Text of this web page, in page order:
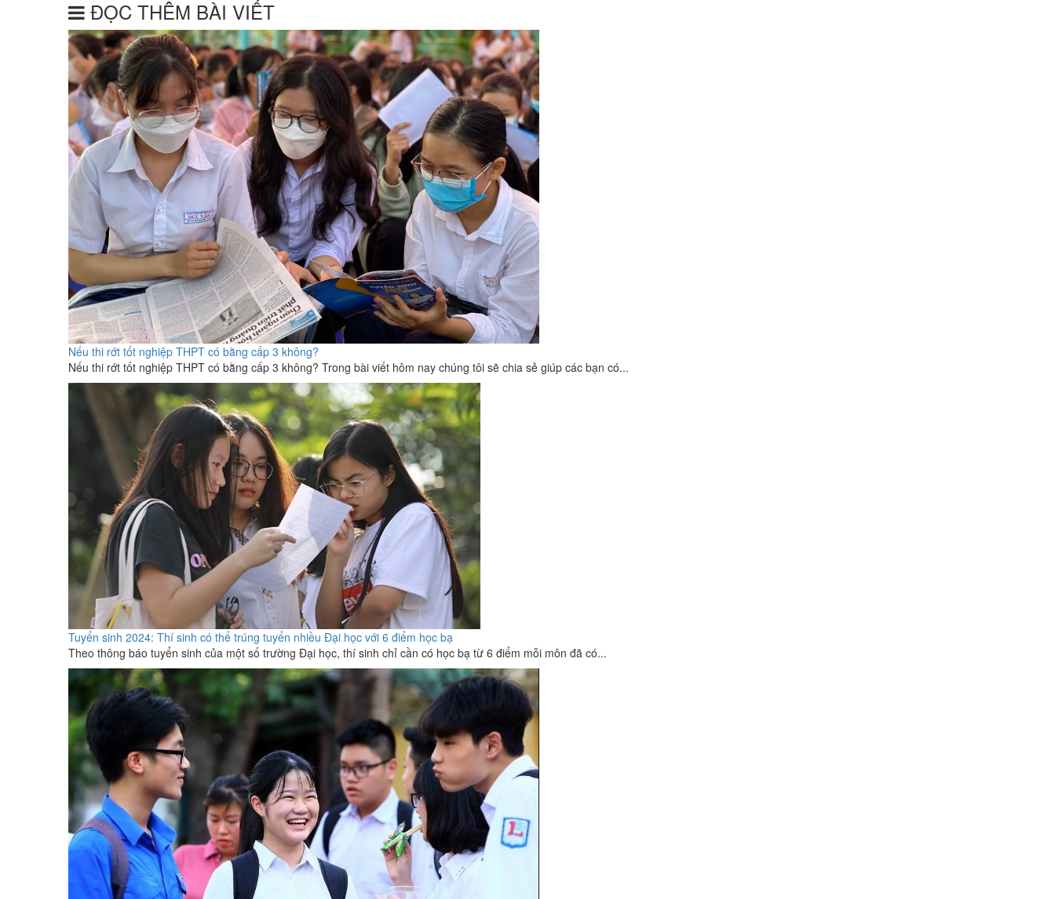
ĐỌC THÊM BÀI VIẾT
Nếu thi rớt tốt nghiệp THPT có bằng cấp 3 không?
Nếu thi rớt tốt nghiệp THPT có bằng cấp 3 không? Trong bài viết hôm nay chúng tôi sẽ chia sẻ giúp các bạn có...
Tuyển sinh 2024: Thí sinh có thể trúng tuyển nhiều Đại học với 6 điểm học bạ
Theo thông báo tuyển sinh của một số trường Đại học, thí sinh chỉ cần có học bạ từ 6 điểm mỗi môn đã có...